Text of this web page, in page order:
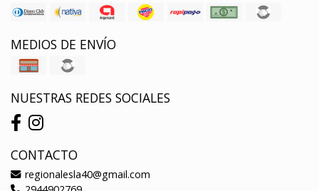
MEDIOS DE ENVÍO
NUESTRAS REDES SOCIALES
CONTACTO
regionalesla40@gmail.com